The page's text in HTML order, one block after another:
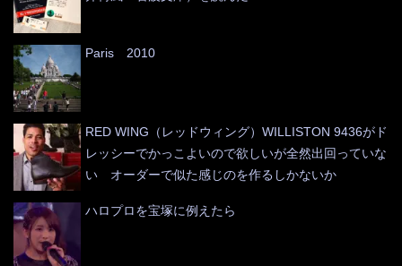
Paris 2010
RED WING（レッドウィング）WILLISTON 9436がド
レッシーでかっこよいので欲しいが全然出回っていな
い オーダーで似た感じのを作るしかないか
ハロプロを宝塚に例えたら